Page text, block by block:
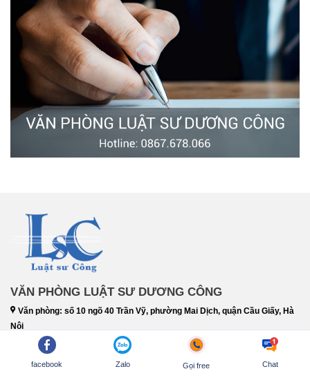
VĂN PHÒNG LUẬT SƯ DƯƠNG CÔNG
Văn phòng: số 10 ngõ 40 Trần Vỹ, phường Mai Dịch, quận Cầu Giấy, Hà
Nội
Địa chỉ: Số 59A, ngách 58/23, phố Trần Bình, tổ 24 phường Mai Dịch,
quận Cầu Giấy, TP. Hà Nội
facebook Zalo Gọi free Chat